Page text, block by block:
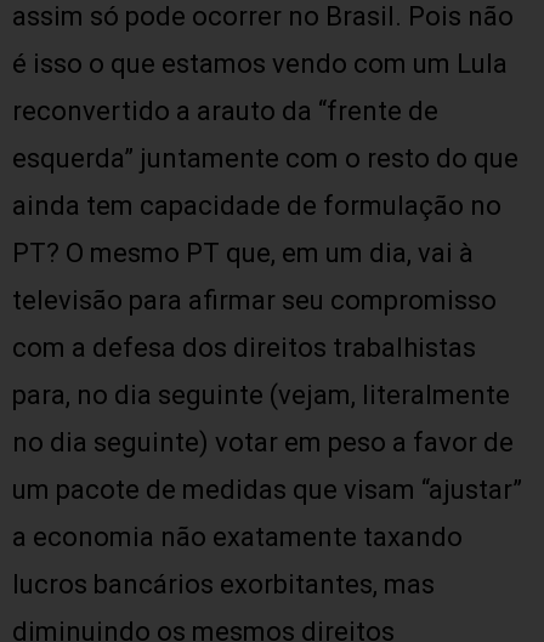
assim só pode ocorrer no Brasil. Pois não
é isso o que estamos vendo com um Lula
reconvertido a arauto da “frente de
esquerda” juntamente com o resto do que
ainda tem capacidade de formulação no
PT? O mesmo PT que, em um dia, vai à
televisão para afirmar seu compromisso
com a defesa dos direitos trabalhistas
para, no dia seguinte (vejam, literalmente
no dia seguinte) votar em peso a favor de
um pacote de medidas que visam “ajustar”
a economia não exatamente taxando
lucros bancários exorbitantes, mas
diminuindo os mesmos direitos